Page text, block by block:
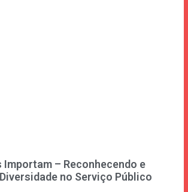
Importam – Reconhecendo e
no Serviço Público